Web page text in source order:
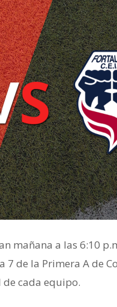
mañana a las 6:10
7 de la Primera A de
cada equipo.